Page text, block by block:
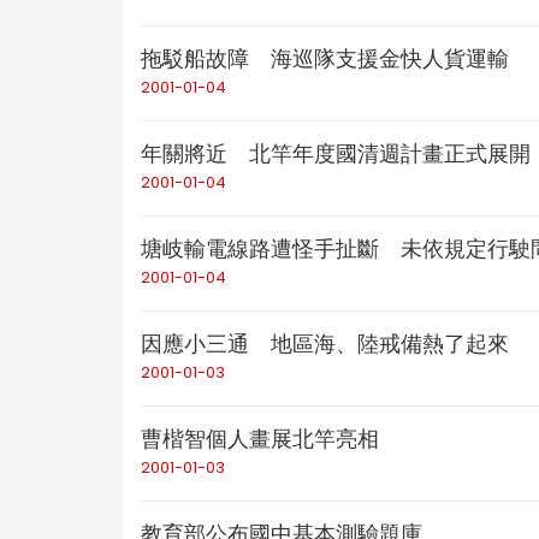
拖駁船故障 海巡隊支援金快人貨運輸
2001-01-04
年關將近 北竿年度國清週計畫正式展開
2001-01-04
塘岐輸電線路遭怪手扯斷 未依規定行駛
2001-01-04
因應小三通 地區海、陸戒備熱了起來
2001-01-03
曹楷智個人畫展北竿亮相
2001-01-03